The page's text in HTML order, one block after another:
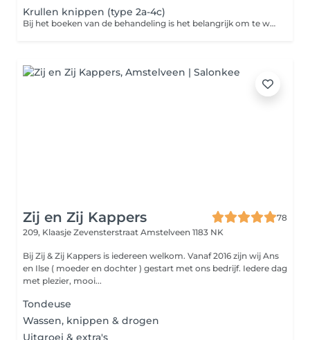
Krullen knippen (type 2a-4c)
Bij het boeken van de behandeling is het belangrijk om te weten 'Kort' betekent boven de schouder 'Middel' betekent op de schouder 'Lang' betekent onder de schouder
Zij en Zij Kappers
78
209, Klaasje Zevensterstraat Amstelveen 1183 NK
Bij Zij & Zij Kappers is iedereen welkom. Vanaf 2016 zijn wij Ans
en Ilse ( moeder en dochter ) gestart met ons bedrijf. Iedere dag
met plezier, mooi...
Tondeuse
Wassen, knippen & drogen
Uitgroei & extra's